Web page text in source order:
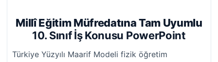
Millî Eğitim Müfredatına Tam Uyumlu
10. Sınıf İş Konusu PowerPoint
Türkiye Yüzyılı Maarif Modeli fizik öğretim